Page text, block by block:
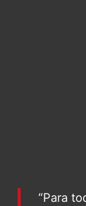
“Para